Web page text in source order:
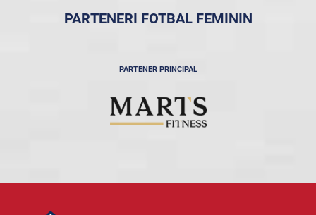
PARTENERI FOTBAL FEMININ
PARTENER PRINCIPAL